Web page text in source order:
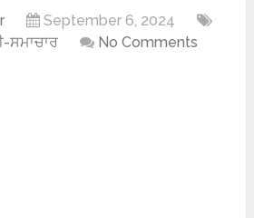
September 6, 2024
ਸਮਾਚਾਰ No Comments